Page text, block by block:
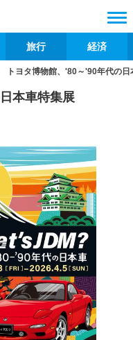
旅行 経済
トヨタ博物館、'80～'90年代の
本車特集展